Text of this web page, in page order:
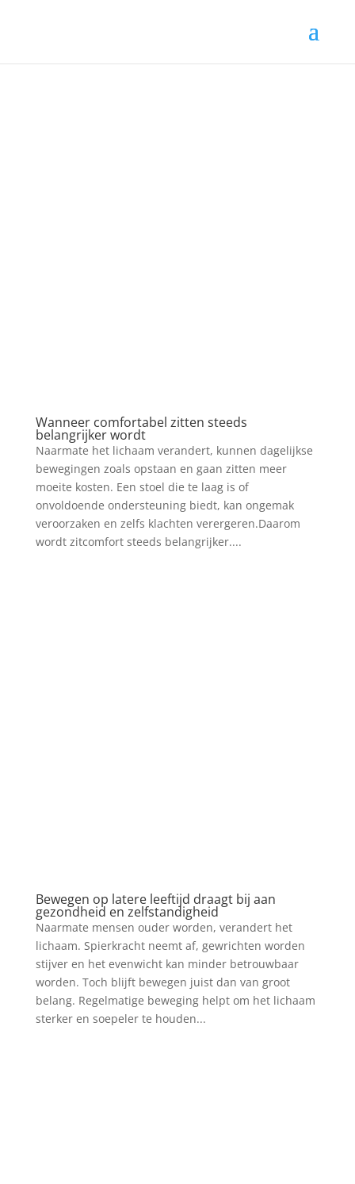
Wanneer comfortabel zitten steeds
belangrijker wordt
Naarmate het lichaam verandert, kunnen dagelijkse
bewegingen zoals opstaan en gaan zitten meer
moeite kosten. Een stoel die te laag is of
onvoldoende ondersteuning biedt, kan ongemak
veroorzaken en zelfs klachten verergeren.Daarom
wordt zitcomfort steeds belangrijker....
Bewegen op latere leeftijd draagt bij aan
gezondheid en zelfstandigheid
Naarmate mensen ouder worden, verandert het
lichaam. Spierkracht neemt af, gewrichten worden
stijver en het evenwicht kan minder betrouwbaar
worden. Toch blijft bewegen juist dan van groot
belang. Regelmatige beweging helpt om het lichaam
sterker en soepeler te houden...